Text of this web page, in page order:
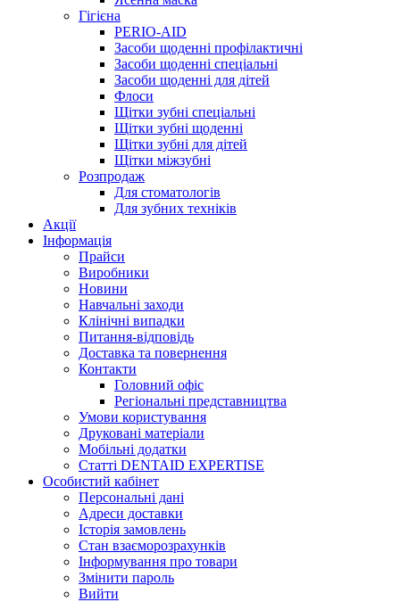
Гігієна
PERIO-AID
Засоби щоденні профілактичні
Засоби щоденні спеціальні
Засоби щоденні для дітей
Флоси
Щітки зубні спеціальні
Щітки зубні щоденні
Щітки зубні для дітей
Щітки міжзубні
Розпродаж
Для стоматологів
Для зубних техніків
Акції
Інформація
Прайси
Виробники
Новини
Навчальні заходи
Клінічні випадки
Питання-відповідь
Доставка та повернення
Контакти
Головний офіс
Регіональні представництва
Умови користування
Друковані матеріали
Мобільні додатки
Статті DENTAID EXPERTISE
Особистий кабінет
Персональні дані
Адреси доставки
Історія замовлень
Стан взаєморозрахунків
Інформування про товари
Змінити пароль
Вийти